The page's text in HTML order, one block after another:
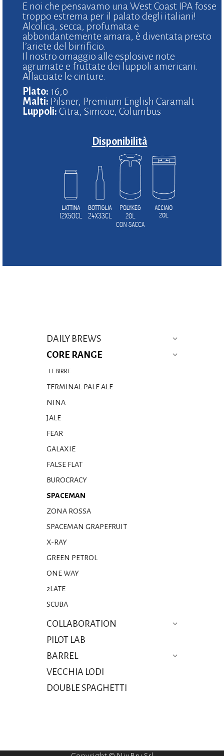
E noi che pensavamo una West Coast IPA fosse
troppo estrema per il palato degli italiani!
Alcolica, secca, profumata e
abbondantemente amara, è diventata presto
l’ariete del birrificio.
Il nostro omaggio alle esplosive note
agrumate e fruttate dei luppoli americani.
Allacciate le cinture.
Plato: 16,0
Malti: Pilsner, Premium English Caramalt
Luppoli: Citra, Simcoe, Columbus
Disponibilità
DAILY BREWS
CORE RANGE
LE BIRRE
TERMINAL PALE ALE
NINA
JALE
FEAR
GALAXIE
FALSE FLAT
BUROCRACY
SPACEMAN
ZONA ROSSA
SPACEMAN GRAPEFRUIT
X-RAY
GREEN PETROL
ONE WAY
2LATE
SCUBA
COLLABORATION
PILOT LAB
BARREL
VECCHIA LODI
DOUBLE SPAGHETTI